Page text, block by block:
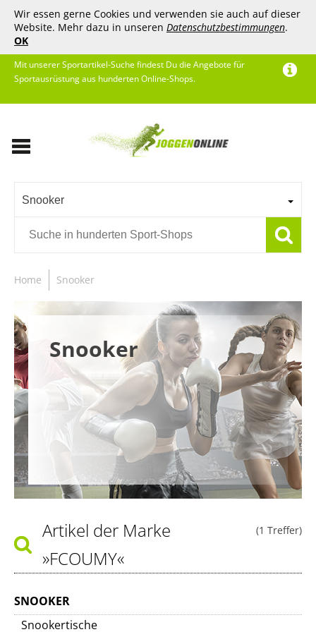
Wir essen gerne Cookies und verwenden sie auch auf dieser
Website. Mehr dazu in unseren Datenschutzbestimmungen.
OK
Mit unserer Sportartikel-Suche findest Du die Angebote für
Sportausrüstung aus hunderten Online-Shops.
Snooker
Home Snooker
Snooker
(1 Treffer)
Artikel der Marke
»FCOUMY«
SNOOKER
Snookertische